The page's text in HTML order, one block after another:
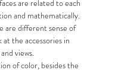
are related to each
and mathematically.
are different sense of
at the accessories in
views.
of color, besides the